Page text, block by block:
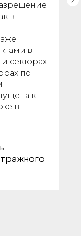
в
в
секторах
по
к
в